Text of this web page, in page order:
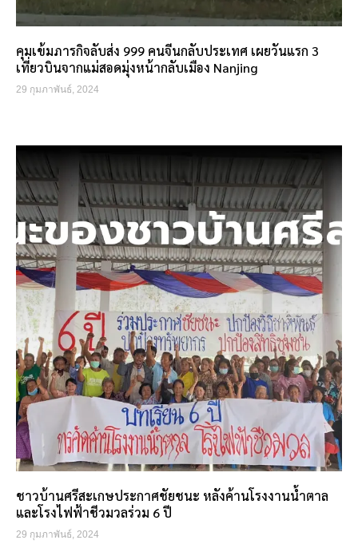
คุมเข้มภารกิจลับส่ง 999 คนจีนกลับประเทศ เผยวันแรก 3
เที่ยวบินจากแม่สอดมุ่งหน้ากลับเมือง Nanjing
29 กุมภาพันธ์, 2024
ชาวบ้านศรีสะเกษประกาศชัยชนะ หลังค้านโรงงานน้ำตาล
และโรงไฟฟ้าชีวมวลร่วม 6 ปี
29 กุมภาพันธ์, 2024